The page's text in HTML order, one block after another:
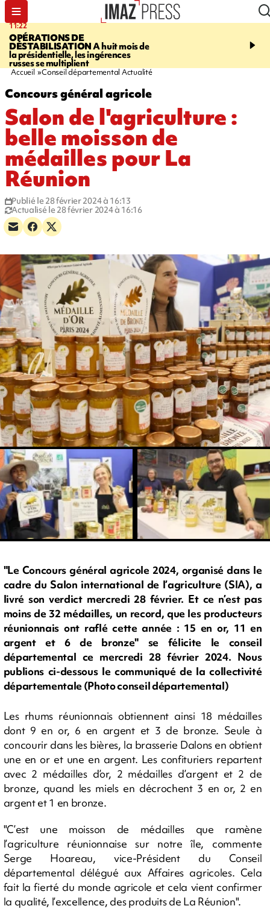
11:22
OPÉRATIONS DE
DÉSTABILISATIONA huit mois de
la présidentielle, les ingérences
russes se multiplient
14:51
Rivière triple champion
Accueil Conseil départemental Actualité
Concours général agricole
Salon de l'agriculture :
belle moisson de
médailles pour La
Réunion
Publié le 28 février 2024 à 16:13
Actualisé le 28 février 2024 à 16:16
"Le Concours général agricole 2024, organisé dans le
cadre du Salon international de l’agriculture (SIA), a
livré son verdict mercredi 28 février. Et ce n’est pas
moins de 32 médailles, un record, que les producteurs
réunionnais ont raflé cette année : 15 en or, 11 en
argent et 6 de bronze" se félicite le conseil
départemental ce mercredi 28 février 2024. Nous
publions ci-dessous le communiqué de la collectivité
départementale (Photo conseil départemental)
Les rhums réunionnais obtiennent ainsi 18 médailles
dont 9 en or, 6 en argent et 3 de bronze. Seule à
concourir dans les bières, la brasserie Dalons en obtient
une en or et une en argent. Les confituriers repartent
avec 2 médailles d’or, 2 médailles d’argent et 2 de
bronze, quand les miels en décrochent 3 en or, 2 en
argent et 1 en bronze.
"C’est une moisson de médailles que ramène
l’agriculture réunionnaise sur notre île, commente
Serge Hoareau, vice-Président du Conseil
départemental délégué aux Affaires agricoles. Cela
fait la fierté du monde agricole et cela vient confirmer
la qualité, l’excellence, des produits de La Réunion".